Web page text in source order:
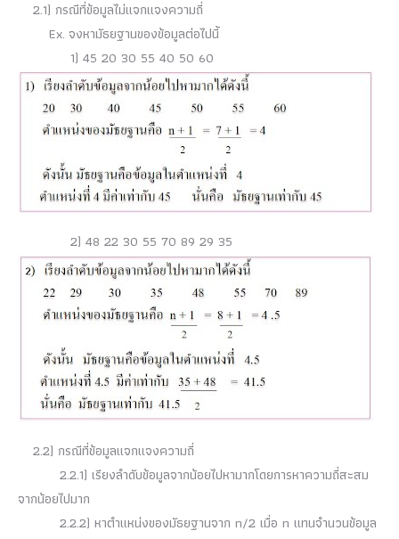
2.1) กรณีที่ข้อมูลไม่แจกแจงความถี่
Ex. จงหามัธยฐานของข้อมูลต่อไปนี้
1) 45 20 30 55 40 50 60
2) 48 22 30 55 70 89 29 35
2.2) กรณีที่ข้อมูลแจกแจงความถี่
2.2.1) เรียงลำดับข้อมูลจากน้อยไปหามากโดยการหาความถี่สะสม
จากน้อยไปมาก
2.2.2) หาตำแหน่งของมัธยฐานจาก n/2 เมื่อ n แทนจำนวนข้อมูล